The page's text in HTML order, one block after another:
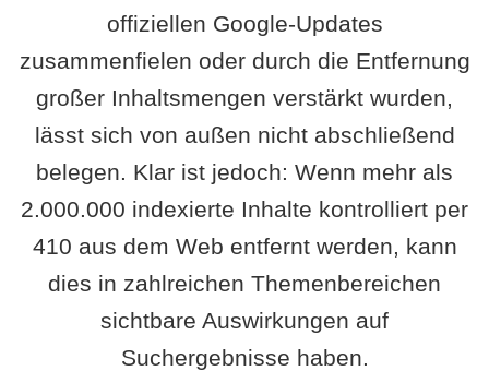
offiziellen Google-Updates
zusammenfielen oder durch die Entfernung
großer Inhaltsmengen verstärkt wurden,
lässt sich von außen nicht abschließend
belegen. Klar ist jedoch: Wenn mehr als
2.000.000 indexierte Inhalte kontrolliert per
410 aus dem Web entfernt werden, kann
dies in zahlreichen Themenbereichen
sichtbare Auswirkungen auf
Suchergebnisse haben.